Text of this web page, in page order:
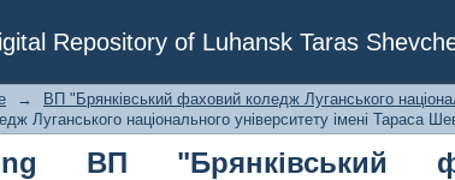
Repository of Luhansk Taras
ВП "Брянківський
імені Тараса
→ ВП "Брянківський фаховий коледж Луганського
Луганського національного університету імені Тараса
ВП "Брянківський